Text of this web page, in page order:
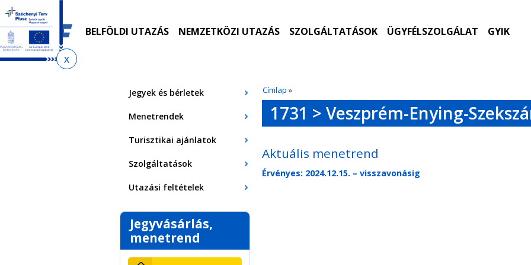
Ugrás
menetrendkeresőhöz
Ugrás
az
almenühöz
Ugrás
tartalomra
Ugrás
az
oldaltérképre
BELFÖLDI UTAZÁS NEMZETKÖZI UTAZÁS SZOLGÁLTATÁSOK ÜGYFÉLSZOLGÁLAT GYIK
Címlap »
Jegyek és bérletek
Menetrendek
Turisztikai ajánlatok
Szolgáltatások
Utazási feltételek
Jegyvásárlás,
menetrend
1731 > Veszprém-Enying-
Aktuális menetrend
Érvényes: 2024.12.15. – visszavonásig